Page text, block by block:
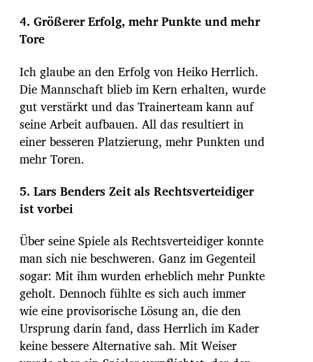
4. Größerer Erfolg, mehr Punkte und mehr
Tore
Ich glaube an den Erfolg von Heiko Herrlich.
Die Mannschaft blieb im Kern erhalten, wurde
gut verstärkt und das Trainerteam kann auf
seine Arbeit aufbauen. All das resultiert in
einer besseren Platzierung, mehr Punkten und
mehr Toren.
5. Lars Benders Zeit als Rechtsverteidiger
ist vorbei
Über seine Spiele als Rechtsverteidiger konnte
man sich nie beschweren. Ganz im Gegenteil
sogar: Mit ihm wurden erheblich mehr Punkte
geholt. Dennoch fühlte es sich auch immer
wie eine provisorische Lösung an, die den
Ursprung darin fand, dass Herrlich im Kader
keine bessere Alternative sah. Mit Weiser